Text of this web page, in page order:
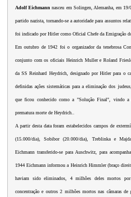
Adolf Eichmann nasceu em Solingen, Alemanha, em
partido nazista, tornando-se a autoridade para assuntos
foi indicado por Hitler como Oficial Chefe da Emigração
Em outubro de 1942 foi o organizador da tenebrosa
conjunto com os oficiais Heinrich Muller e Roland
da SS Reinhard Heydrich, designado por Hitler para o
definidas ações sistemáticas para a eliminação dos
que ficou conhecido como a "Solução Final", vindo a
prematura morte de Heydrich..
A partir desta data foram estabelecidos campos de
(15.000/dia), Sobibor (20.000/dia), Treblinka e
Eichmann transferido-se para Auschwitz, para
1944 Eichmann informou a Heinrich Himmler (braço
haviam sido eliminados, 4 milhões deles mortos
concentração e outros 2 milhões mortos nas câmaras